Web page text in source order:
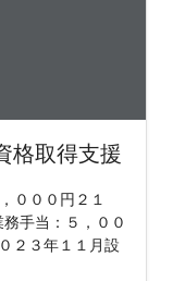
格取得支援
０００円２１
手当：５，００
２３年１１月設